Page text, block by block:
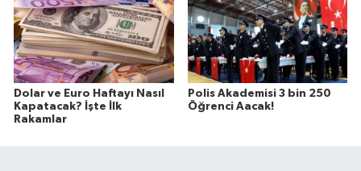
Dolar ve Euro Haftayı Nasıl
Kapatacak? İşte İlk
Rakamlar
Polis Akademisi 3 bin 250
Öğrenci Aacak!